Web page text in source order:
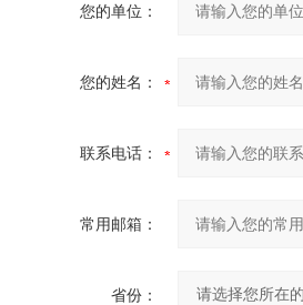
您的单位：
您的姓名：
联系电话：
常用邮箱：
省份：